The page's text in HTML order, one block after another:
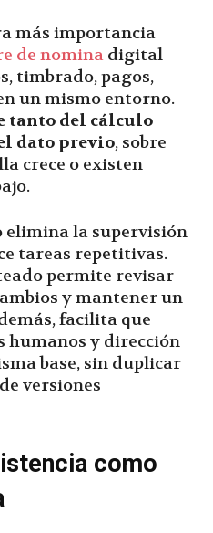
más importancia
de nomina digital
timbrado, pagos,
un mismo entorno.
tanto del cálculo
dato previo, sobre
crece o existen
elimina la supervisión
tareas repetitivas.
permite revisar
y mantener un
facilita que
humanos y dirección
base, sin duplicar
versiones
como